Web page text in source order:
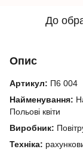
До
Опис
Артикул: П6 004
Найменування:
Польові квіти
Виробник:
Техніка: